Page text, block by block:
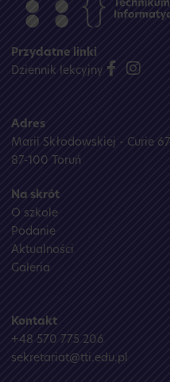
Przydatne linki
Dziennik lekcyjny
Adres
Marii Skłodowskiej - Curie 67
87-100 Toruń
Na skrót
O szkole
Podanie
Aktualności
Galeria
Kontakt
+48 570 775 206
sekretariat@tti.edu.pl